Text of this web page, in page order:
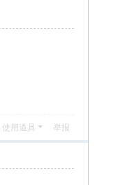
使用道具 举报